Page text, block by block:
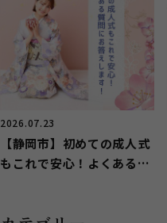
2026.07.23
【静岡市】初めての成人式
もこれで安心！よくある質